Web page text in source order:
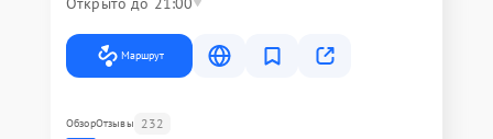
Маршрут
ОбзорОтзывы 232